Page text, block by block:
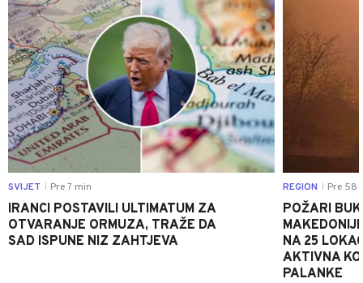
SVIJET Pre 7 min
IRANCI POSTAVILI ULTIMATUM ZA
OTVARANJE ORMUZA, TRAŽE DA
SAD ISPUNE NIZ ZAHTJEVA
REGION Pre 58
POŽARI
NA 25
AKTIVNA
PALANKE